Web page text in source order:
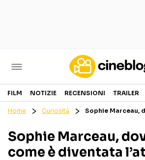
Cinema
GENERI
PERSONAGGI
FILM NOTIZIE RECENSIONI TRAILER
Home Curiosità Sophie Marceau,
Sophie Marceau,
come è diventata